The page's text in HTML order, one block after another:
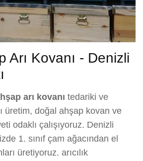
Arı Kovanı - Denizli
arı kovanı tedariki ve
üretim, doğal ahşap kovan ve
odaklı çalışıyoruz. Denizli
1. sınıf çam ağacından el
üretiyoruz. arıcılık